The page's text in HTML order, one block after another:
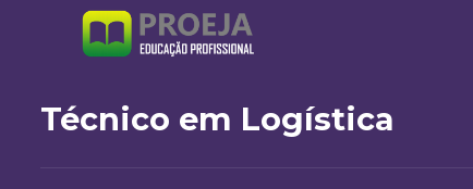
Técnico em Logística